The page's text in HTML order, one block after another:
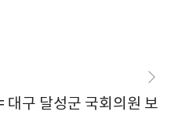
대구 달성군 국회의원 보